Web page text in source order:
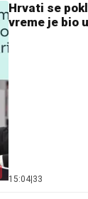
Hrvati se
vreme je bio
15:04 33